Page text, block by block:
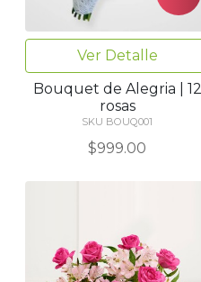
Ver Detalle
Bouquet de Alegria | 12
rosas
SKU BOUQ001
$999.00